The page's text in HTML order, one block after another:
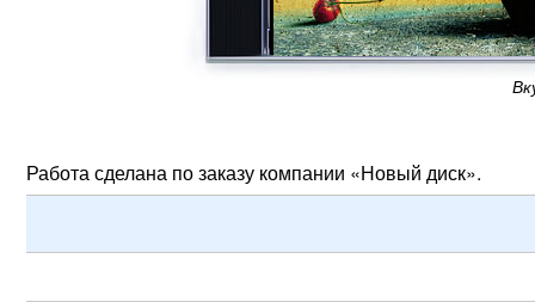
Работа сделана по заказу компании «Новый диск».